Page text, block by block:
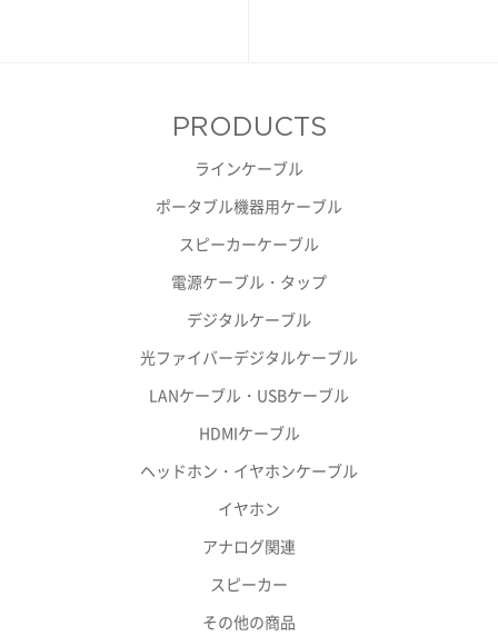
PRODUCTS
ラインケーブル
ポータブル機器用ケーブル
スピーカーケーブル
電源ケーブル・タップ
デジタルケーブル
光ファイバーデジタルケーブル
LANケーブル・USBケーブル
HDMIケーブル
ヘッドホン・イヤホンケーブル
イヤホン
アナログ関連
スピーカー
その他の商品